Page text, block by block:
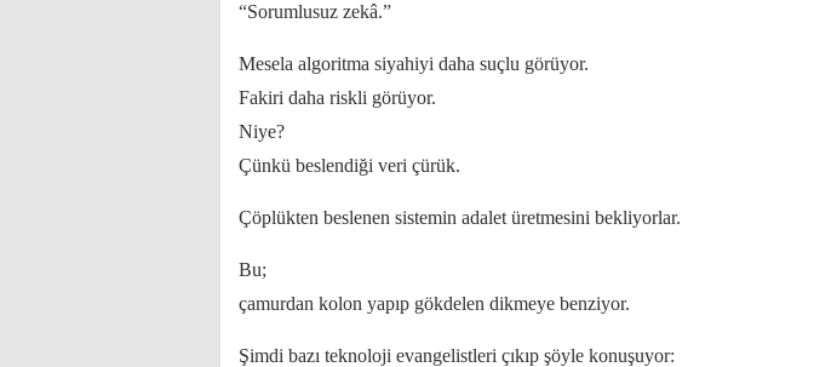
“Sorumlusuz zekâ.”
Mesela algoritma siyahiyi daha suçlu görüyor.
Fakiri daha riskli görüyor.
Niye?
Çünkü beslendiği veri çürük.
Çöplükten beslenen sistemin adalet üretmesini bekliyorlar.
Bu;
çamurdan kolon yapıp gökdelen dikmeye benziyor.
Şimdi bazı teknoloji evangelistleri çıkıp şöyle konuşuyor: